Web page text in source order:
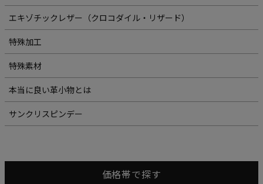
エキゾチックレザー（クロコダイル・リザード）
特殊加工
特殊素材
本当に良い革小物とは
サンクリスピンデー
価格帯で探す